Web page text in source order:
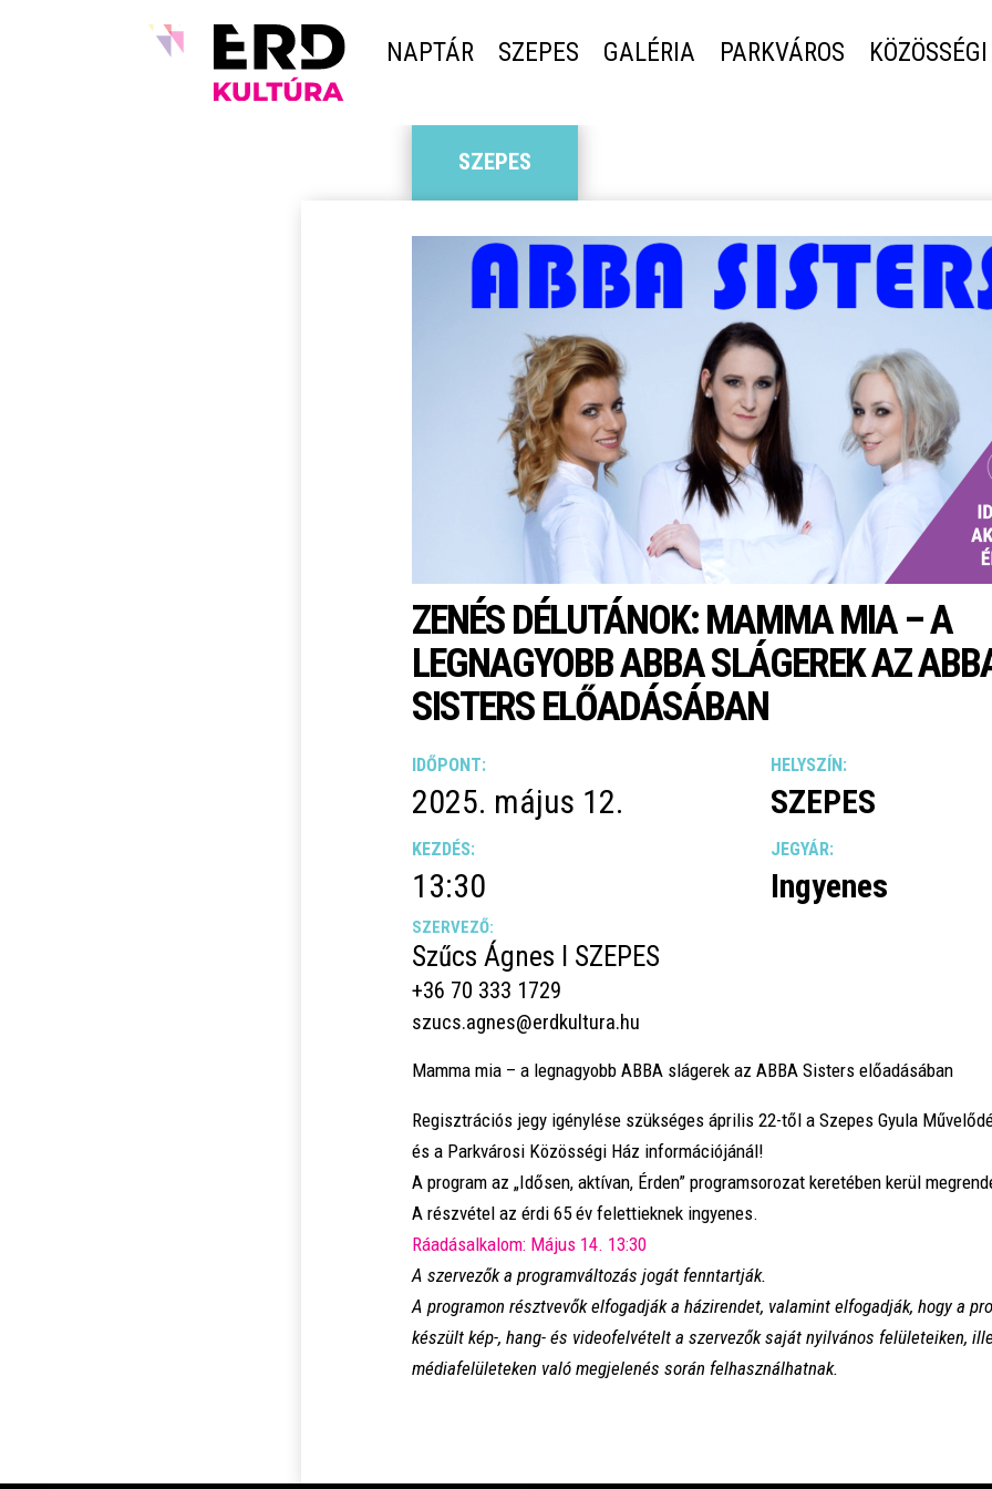
NAPTÁR SZEPES GALÉRIA PARKVÁROS
SZEPES
ZENÉS DÉLUTÁNOK: MAMMA MIA – A
LEGNAGYOBB ABBA SLÁGEREK AZ
SISTERS ELŐADÁSÁBAN
IDŐPONT:
2025. május 12.
KEZDÉS:
13:30
SZERVEZŐ:
Szűcs Ágnes I SZEPES
+36 70 333 1729
szucs.agnes@erdkultura.hu
HELYSZÍN:
SZEPES
JEGYÁR:
Ingyenes
Mamma mia – a legnagyobb ABBA slágerek az ABBA Sisters előadásában
Regisztrációs jegy igénylése szükséges április 22-től a Szepes Gyula
és a Parkvárosi Közösségi Ház információjánál!
A program az „Idősen, aktívan, Érden” programsorozat keretében kerül
A részvétel az érdi 65 év felettieknek ingyenes.
Ráadásalkalom: Május 14. 13:30
A szervezők a programváltozás jogát fenntartják.
A programon résztvevők elfogadják a házirendet, valamint elfogadják, hogy a
készült kép-, hang- és videofelvételt a szervezők saját nyilvános felületeiken,
médiafelületeken való megjelenés során felhasználhatnak.